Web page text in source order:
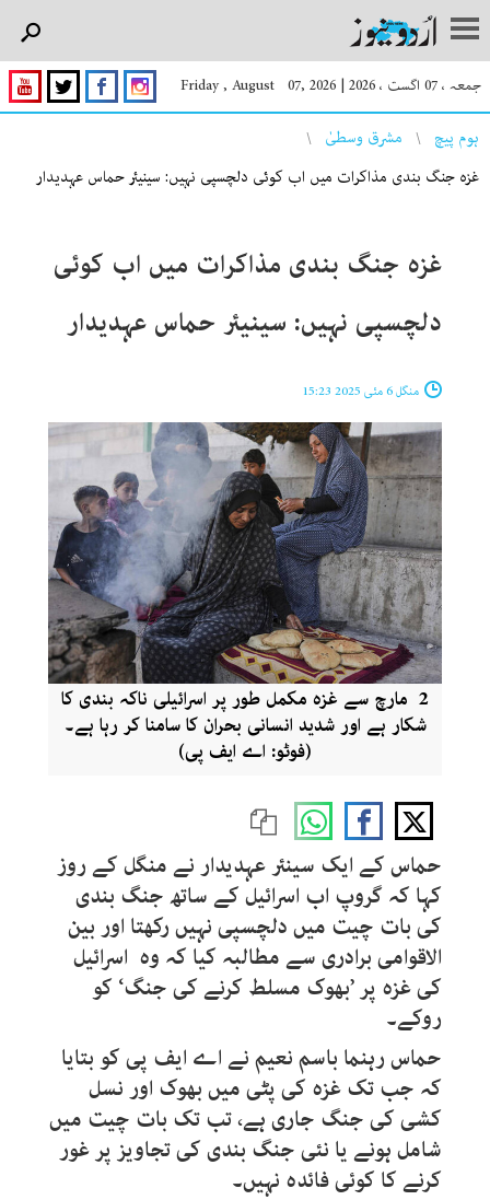
جمعہ ، 07 اگست ، 2026 |
Friday , August 07, 2026
You are here
ہوم پیچ
مشرق وسطیٰ
غزہ جنگ بندی مذاکرات میں اب کوئی دلچسپی نہیں: سینیئر حماس عہدیدار
غزہ جنگ بندی مذاکرات میں اب کوئی
دلچسپی نہیں: سینیئر حماس عہدیدار
منگل 6 مئی 2025 15:23
2 مارچ سے غزہ مکمل طور پر اسرائیلی ناکہ بندی کا
شکار ہے اور شدید انسانی بحران کا سامنا کر رہا ہے۔
(فوٹو: اے ایف پی)
حماس کے ایک سینئر عہدیدار نے منگل کے روز
کہا کہ گروپ اب اسرائیل کے ساتھ جنگ بندی
کی بات چیت میں دلچسپی نہیں رکھتا اور بین
الاقوامی برادری سے مطالبہ کیا کہ وہ اسرائیل
کی غزہ پر ’بھوک مسلط کرنے کی جنگ‘ کو
روکے۔
حماس رہنما باسم نعیم نے اے ایف پی کو بتایا
کہ جب تک غزہ کی پٹی میں بھوک اور نسل
کشی کی جنگ جاری ہے، تب تک بات چیت میں
شامل ہونے یا نئی جنگ بندی کی تجاویز پر غور
کرنے کا کوئی فائدہ نہیں۔